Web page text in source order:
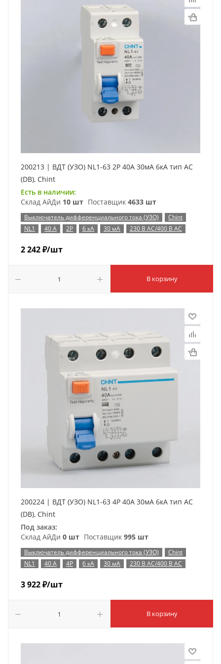
200213 | ВДТ (УЗО) NL1-63 2P 40А 30мА 6кА тип AC
(DB), Chint
Есть в наличии:
Склад АйДи 10 шт Поставщик 4633 шт
Выключатель дифференциального тока (УЗО)
Chint
NL1
40 А 2P 6 кА 30 мА 230 В AC/400 В AC
2 242₽/шт
В корзину
200224 | ВДТ (УЗО) NL1-63 4P 40А 30мА 6кА тип AC
(DB), Chint
Под заказ:
Склад АйДи 0 шт Поставщик 995 шт
Выключатель дифференциального тока (УЗО)
Chint
NL1
40 А 4P 6 кА 30 мА 230 В AC/400 В AC
3 922₽/шт
В корзину